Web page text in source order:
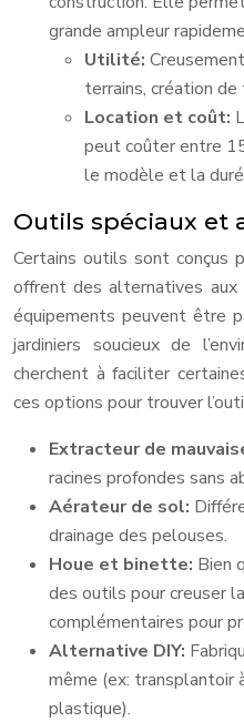
grande ampleur
Utilité:
terrains, création de
Location et coût:
peut coûter entre
le modèle et la
Outils spéciaux et
Certains outils sont conçus
offrent des alternatives aux
équipements peuvent être
jardiniers soucieux de
cherchent à faciliter
ces options pour trouver
Extracteur de
racines profondes sans
Aérateur de sol:
drainage des pelouses.
Houe et binette: Bien
des outils pour creuser
complémentaires pour
Alternative DIY:
même (ex: transplantoir
plastique).